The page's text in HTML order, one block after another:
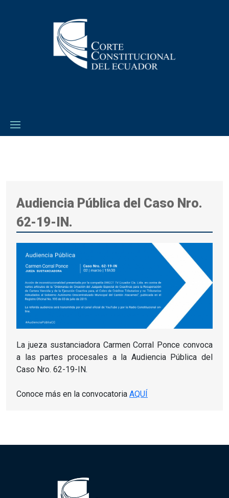
Audiencia Pública del Caso Nro.
62-19-IN.
La jueza sustanciadora Carmen Corral Ponce convoca
a las partes procesales a la Audiencia Pública del
Caso Nro. 62-19-IN.
Conoce más en la convocatoria AQUÍ